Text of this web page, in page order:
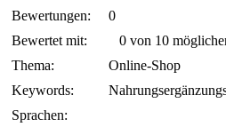
Bewertungen:
0
Bewertet mit:
0 von 10
Thema:
Online-Shop
Keywords:
Sprachen: